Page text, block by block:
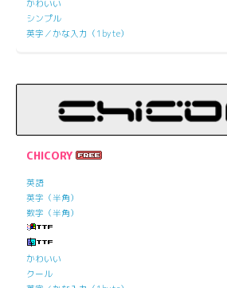
かわいい
シンプル
英字／かな入力（1byte）
CHICORY
英語
英字（半角）
数字（半角）
かわいい
クール